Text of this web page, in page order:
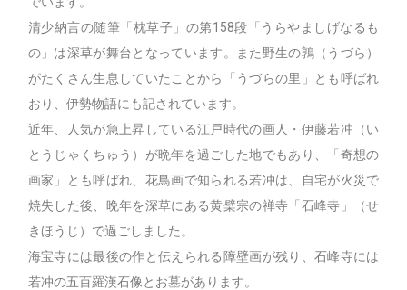
清少納言の随筆「枕草子」の第158段「うらやましげなるも
の」は深草が舞台となっています。また野生の鶉（うづら）
がたくさん生息していたことから「うづらの里」とも呼ばれ
おり、伊勢物語にも記されています。
近年、人気が急上昇している江戸時代の画人・伊藤若冲（い
とうじゃくちゅう）が晩年を過ごした地でもあり、「奇想の
画家」とも呼ばれ、花鳥画で知られる若冲は、自宅が火災で
焼失した後、晩年を深草にある黄檗宗の禅寺「石峰寺」（せ
きほうじ）で過ごしました。
海宝寺には最後の作と伝えられる障壁画が残り、石峰寺には
若冲の五百羅漢石像とお墓があります。